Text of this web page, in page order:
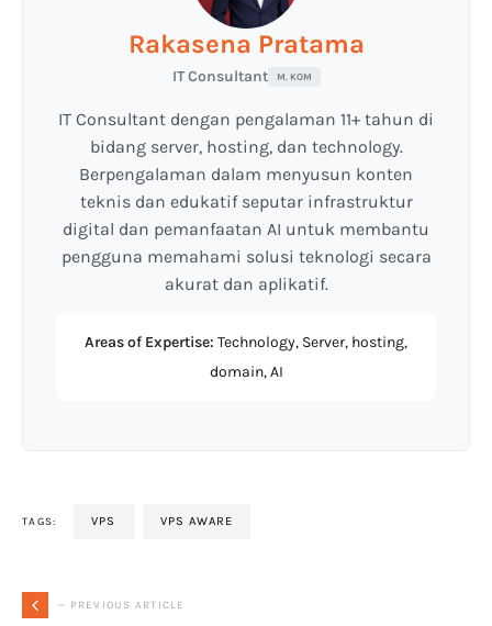
Rakasena Pratama
IT Consultant M. KOM
IT Consultant dengan pengalaman 11+ tahun di
bidang server, hosting, dan technology.
Berpengalaman dalam menyusun konten
teknis dan edukatif seputar infrastruktur
digital dan pemanfaatan AI untuk membantu
pengguna memahami solusi teknologi secara
akurat dan aplikatif.
Areas of Expertise: Technology, Server, hosting,
domain, AI
TAGS: VPS VPS AWARE
— PREVIOUS ARTICLE